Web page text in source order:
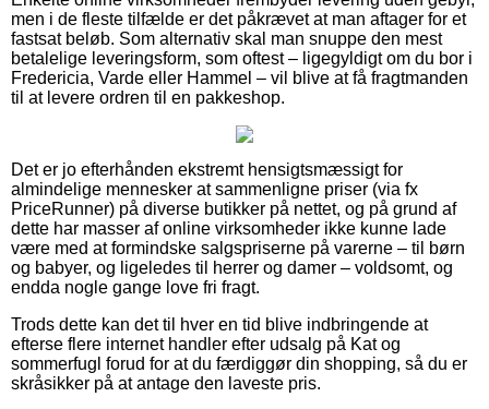
men i de fleste tilfælde er det påkrævet at man aftager for et
fastsat beløb. Som alternativ skal man snuppe den mest
betalelige leveringsform, som oftest – ligegyldigt om du bor i
Fredericia, Varde eller Hammel – vil blive at få fragtmanden
til at levere ordren til en pakkeshop.
Det er jo efterhånden ekstremt hensigtsmæssigt for
almindelige mennesker at sammenligne priser (via fx
PriceRunner) på diverse butikker på nettet, og på grund af
dette har masser af online virksomheder ikke kunne lade
være med at formindske salgspriserne på varerne – til børn
og babyer, og ligeledes til herrer og damer – voldsomt, og
endda nogle gange love fri fragt.
Trods dette kan det til hver en tid blive indbringende at
efterse flere internet handler efter udsalg på Kat og
sommerfugl forud for at du færdiggør din shopping, så du er
skråsikker på at antage den laveste pris.